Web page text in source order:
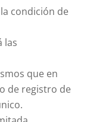
condición de
las
que en
de registro de